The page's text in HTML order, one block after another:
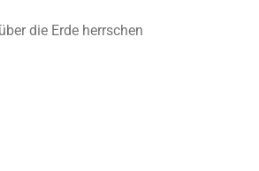
die Erde herrschen